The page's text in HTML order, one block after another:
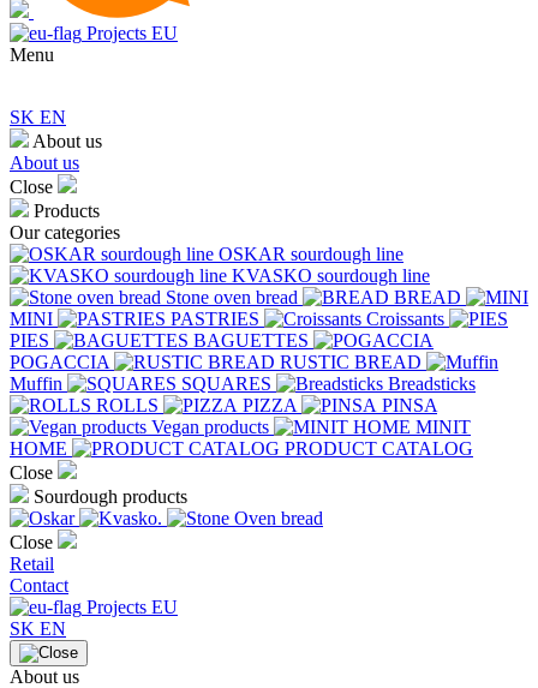
Projects EU
Menu
SK EN
About us
About us
Close
Products
Our categories
OSKAR sourdough line
KVASKO sourdough line
Stone oven bread
BREAD
MINI
PASTRIES
Croissants
PIES
BAGUETTES
POGACCIA
RUSTIC BREAD
Muffin
SQUARES
Breadsticks
ROLLS
PIZZA
PINSA
Vegan products
MINIT
HOME
PRODUCT CATALOG
Close
Sourdough products
Close
Retail
Contact
Projects EU
SK EN
About us